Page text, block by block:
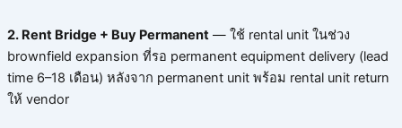
2. Rent Bridge + Buy Permanent— ใช้ rental unit ในช่วง
brownfield expansion ที่รอ permanent equipment delivery (lead
time 6–18 เดือน) หลังจาก permanent unit พร้อม rental unit return
ให้ vendor